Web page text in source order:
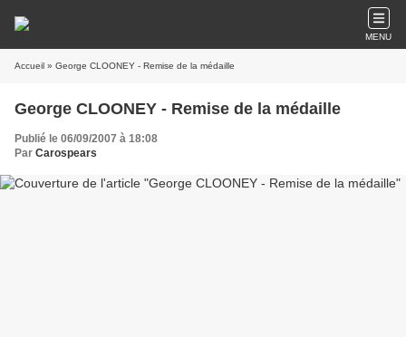
MENU
Accueil » George CLOONEY - Remise de la médaille
George CLOONEY - Remise de la médaille
Publié le 06/09/2007 à 18:08
Par Carospears